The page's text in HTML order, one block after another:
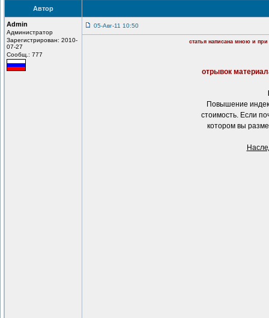
Автор
Admin
Администратор
Зарегистрирован: 2010-
07-27
Сообщ.: 777
05-Авг-11 10:50
статья написана мною и
отрывок
Повышение
стоимость. Если
котором вы